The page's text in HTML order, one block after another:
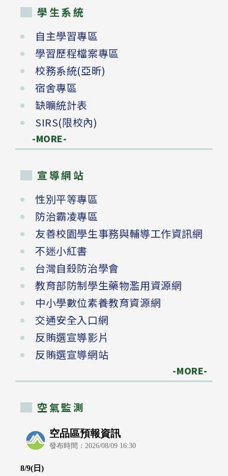
學生系統
自主學習專區
學習歷程檔案專區
校務系統(亞昕)
宿舍專區
缺曠統計表
SIRS(限校內)
-MORE-
宣導網站
性別平等專區
防治霸凌專區
友善校園學生事務與輔導工作資訊網
不迷小紅書
台灣自殺防治學會
教育部防制學生藥物濫用資源網
中小學數位素養教育資源網
交通安全入口網
反賄選宣導影片
反賄選宣導網站
-MORE-
空氣監測